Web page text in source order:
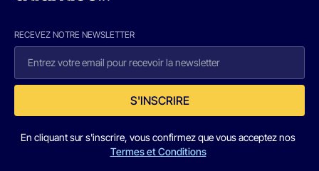
RECEVEZ NOTRE NEWSLETTER
S'INSCRIRE
En cliquant sur s'inscrire, vous confirmez que vous acceptez nos
Termes et Conditions